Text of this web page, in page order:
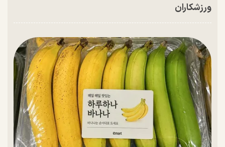
ورزشکاران